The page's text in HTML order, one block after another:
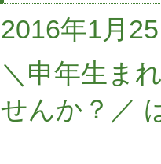
2016年1月
＼申年生ま
せんか？／